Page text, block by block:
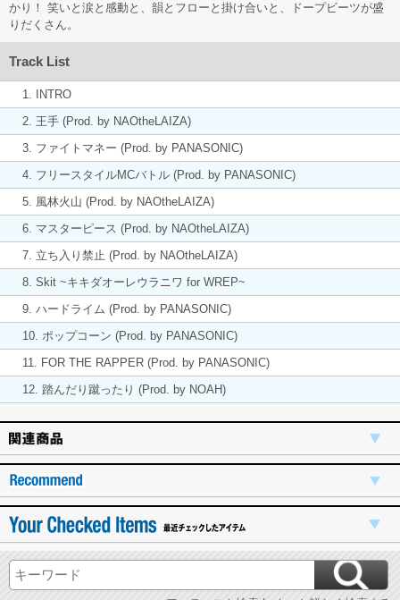
かり！ 笑いと涙と感動と、韻とフローと掛け合いと、ドープビーツが盛
りだくさん。
Track List
1. INTRO
2. 王手 (Prod. by NAOtheLAIZA)
3. ファイトマネー (Prod. by PANASONIC)
4. フリースタイルMCバトル (Prod. by PANASONIC)
5. 風林火山 (Prod. by NAOtheLAIZA)
6. マスターピース (Prod. by NAOtheLAIZA)
7. 立ち入り禁止 (Prod. by NAOtheLAIZA)
8. Skit ~キキダオーレウラニワ for WREP~
9. ハードライム (Prod. by PANASONIC)
10. ポップコーン (Prod. by PANASONIC)
11. FOR THE RAPPER (Prod. by PANASONIC)
12. 踏んだり蹴ったり (Prod. by NOAH)